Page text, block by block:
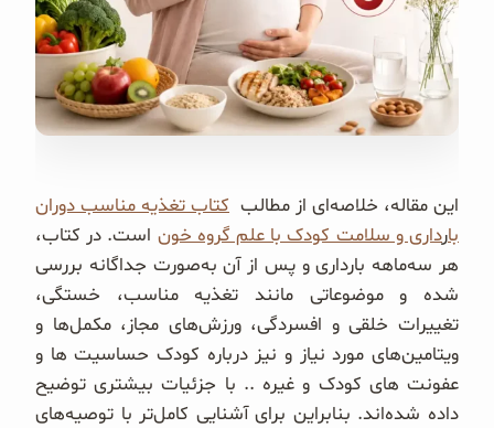
غلات و دانه‌های سالم
صبحانه و میان وعده
سبوس و جوانه‌ها
کتاب‌های OAB
وبلاگ
این مقاله، خلاصه‌ای از مطالب کتاب تغذیه مناسب دوران
بارداری و سلامت کودک با علم گروه خون است. در کتاب،
هر سه‌ماهه بارداری و پس از آن به‌صورت جداگانه بررسی
شده و موضوعاتی مانند تغذیه مناسب، خستگی،
تغییرات خلقی و افسردگی، ورزش‌های مجاز، مکمل‌ها و
ویتامین‌های مورد نیاز و نیز درباره کودک حساسیت ها و
عفونت های کودک و غیره .. با جزئیات بیشتری توضیح
داده شده‌اند. بنابراین برای آشنایی کامل‌تر با توصیه‌های